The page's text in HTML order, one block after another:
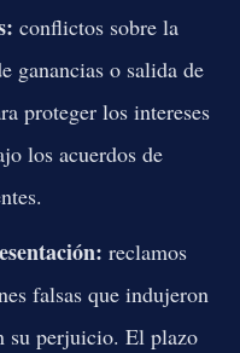
conflictos sobre la
ganancias o salida de
proteger los intereses
los acuerdos de
reclamos
falsas que indujeron
su perjuicio. El plazo